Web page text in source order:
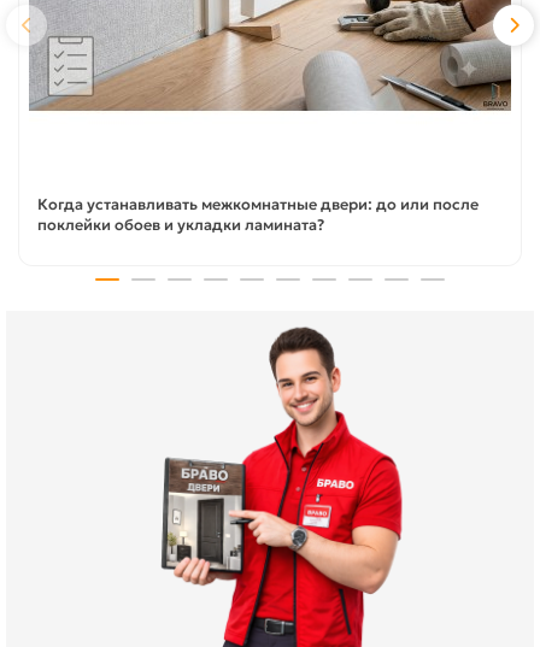
Когда устанавливать межкомнатные двери: до или после
поклейки обоев и укладки ламината?